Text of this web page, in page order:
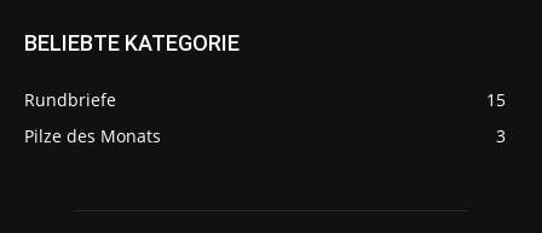
BELIEBTE KATEGORIE
Rundbriefe
15
Pilze des Monats
3